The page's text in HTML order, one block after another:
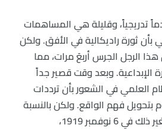
تدريجياً، وقليلة هي المساهمات
بأن ثورة راديكالية في الأفق. ولكن
الرجل الجرس أربعَ مرات، مما
الإبداعية. وبعد وقت قصير جداً
العلمي في الشعور بأن ترددات
بتحويل فهم الواقع. ولكن بالنسبة
نوفمبر 1919،